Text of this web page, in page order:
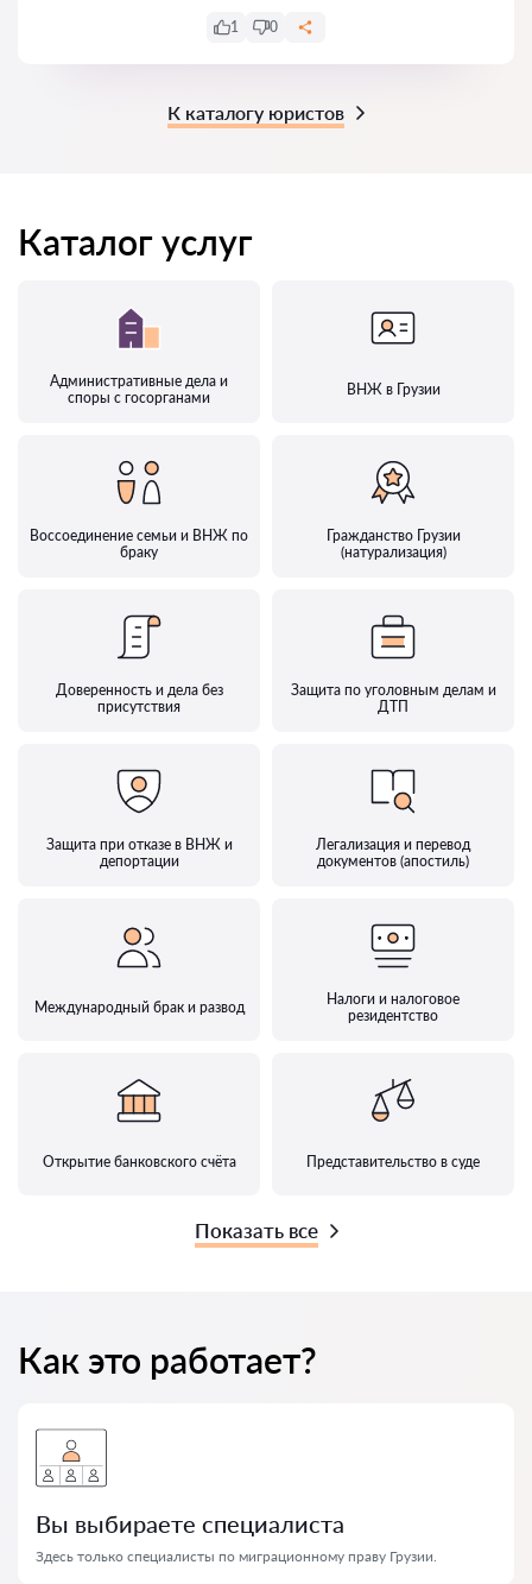
1 0
К каталогу юристов
Каталог услуг
Административные дела и
споры с госорганами
ВНЖ в Грузии
Воссоединение семьи и ВНЖ по
браку
Гражданство Грузии
(натурализация)
Доверенность и дела без
присутствия
Защита по уголовным делам и
ДТП
Защита при отказе в ВНЖ и
депортации
Легализация и перевод
документов (апостиль)
Международный брак и развод
Налоги и налоговое
резидентство
Открытие банковского счёта Представительство в суде
Показать все
Как это работает?
Вы выбираете специалиста
Здесь только специалисты по миграционному праву Грузии.